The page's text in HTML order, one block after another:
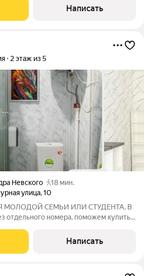
"WINGS" располагается по адресу
Написать
2 этаж из 5
Невского
18 мин.
улица,10
МОЛОДОЙ СЕМЬИ ИЛИ СТУДЕНТА, В
номера, поможем купить,
себе идеальное место для вашего
Написать